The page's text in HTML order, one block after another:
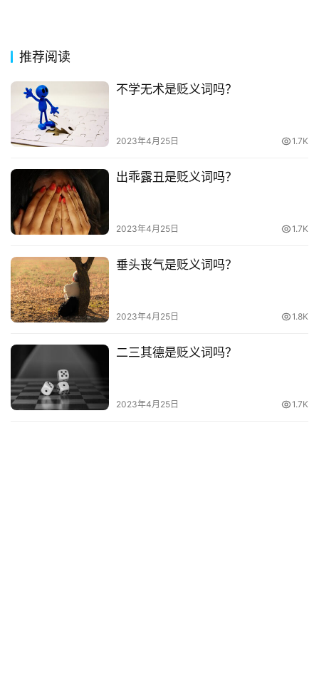
词
常
贺
词
热
词
电
影
台
词
其
他
词
语
推荐阅读
不学无术是贬义词吗？
2023年4月25日 1.7K
出乖露丑是贬义词吗？
2023年4月25日 1.7K
垂头丧气是贬义词吗？
2023年4月25日 1.8K
二三其德是贬义词吗？
2023年4月25日 1.7K